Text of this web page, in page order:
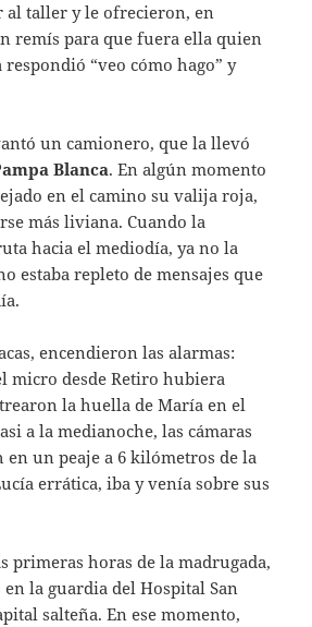
al taller y le ofrecieron, en
remís para que fuera ella quien
respondió “veo cómo hago” y
un camionero, que la llevó
Blanca. En algún momento
en el camino su valija roja,
más liviana. Cuando la
hacia el mediodía, ya no la
estaba repleto de mensajes que
encendieron las alarmas:
micro desde Retiro hubiera
la huella de María en el
a la medianoche, las cámaras
en un peaje a 6 kilómetros de la
errática, iba y venía sobre sus
primeras horas de la madrugada,
la guardia del Hospital San
salteña. En ese momento,